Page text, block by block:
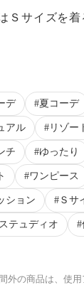
Ｓサイズを着
デ 夏コーデ
アル リゾー
チ ゆったり
ワンピース
ション Ｓサ
テュディオ
外の商品は、使用